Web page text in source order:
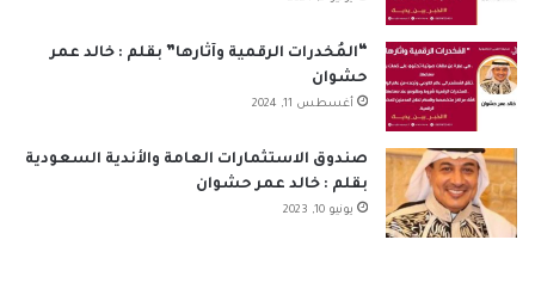
“المُخدرات الرقمية وآثارها” بقلم : خالد عمر
حشوان
أغسطس 11, 2024
صندوق الاستثمارات العامة والأندية السعودية
بقلم : خالد عمر حشوان
يونيو 10, 2023